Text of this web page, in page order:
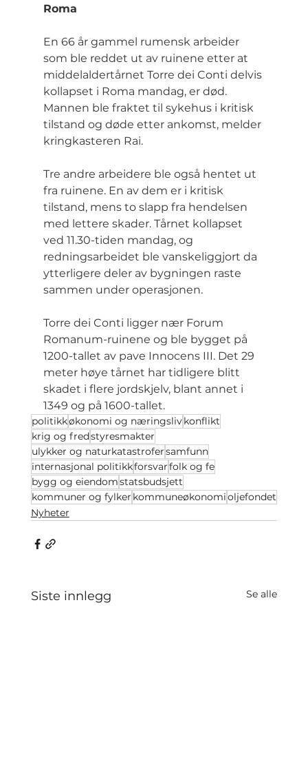
Roma
En 66 år gammel rumensk arbeider
som ble reddet ut av ruinene etter at
middelaldertårnet Torre dei Conti delvis
kollapset i Roma mandag, er død.
Mannen ble fraktet til sykehus i kritisk
tilstand og døde etter ankomst, melder
kringkasteren Rai.
Tre andre arbeidere ble også hentet ut
fra ruinene. En av dem er i kritisk
tilstand, mens to slapp fra hendelsen
med lettere skader. Tårnet kollapset
ved 11.30-tiden mandag, og
redningsarbeidet ble vanskeliggjort da
ytterligere deler av bygningen raste
sammen under operasjonen.
Torre dei Conti ligger nær Forum
Romanum-ruinene og ble bygget på
1200-tallet av pave Innocens III. Det 29
meter høye tårnet har tidligere blitt
skadet i flere jordskjelv, blant annet i
1349 og på 1600-tallet.
politikkøkonomi og næringslivkonflikt
krig og fredstyresmakter
ulykker og naturkatastrofersamfunn
internasjonal politikkforsvarfolk og fe
bygg og eiendomstatsbudsjett
kommuner og fylker kommuneøkonomioljefondet
Nyheter
Siste innlegg Se alle